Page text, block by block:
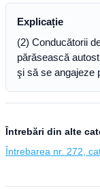
Explicație
(2) Conducătorii
părăsească
şi să se angajeze
Întrebări din alte
Întrebarea nr. 272,